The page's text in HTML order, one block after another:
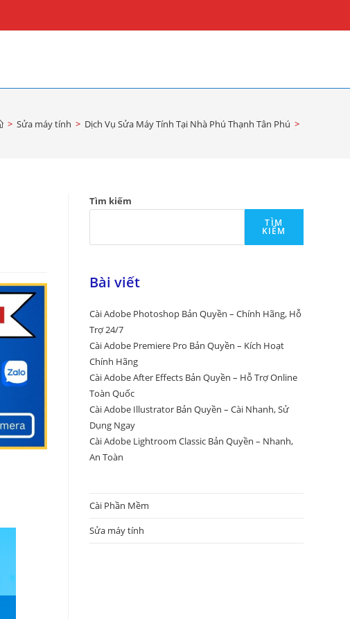
> Sửa máy tính > Dịch Vụ Sửa Máy Tính Tại Nhà Phú Thạnh Tân Phú >
Tìm kiếm
TÌM
KIẾM
Bài viết
Cài Adobe Photoshop Bản Quyền – Chính Hãng, Hỗ
Trợ 24/7
Cài Adobe Premiere Pro Bản Quyền – Kích Hoạt
Chính Hãng
Cài Adobe After Effects Bản Quyền – Hỗ Trợ Online
Toàn Quốc
Cài Adobe Illustrator Bản Quyền – Cài Nhanh, Sử
Dụng Ngay
Cài Adobe Lightroom Classic Bản Quyền – Nhanh,
An Toàn
Cài Phần Mềm
Sửa máy tính